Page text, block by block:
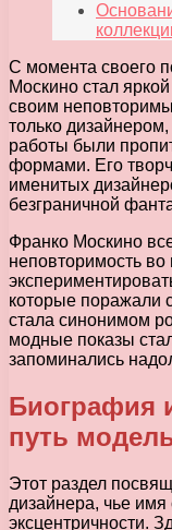
С момента своего
Москино стал
своим
только
работы были
формами. Его
именитых
безграничной
Франко Москино
неповторимость во
которые поражали
стала синонимом
модные показы
запоминались
Биография
путь
Этот раздел
дизайнера, чье
эксцентричности.